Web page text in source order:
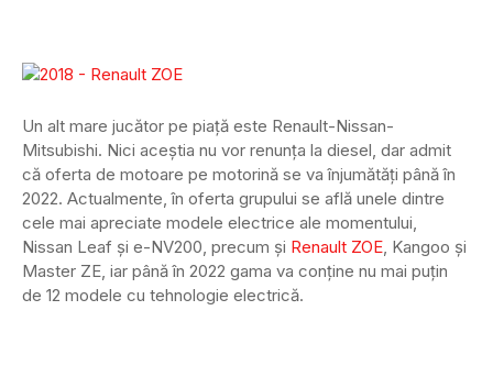
Un alt mare jucător pe piață este Renault-Nissan-
Mitsubishi. Nici aceștia nu vor renunța la diesel, dar admit
că oferta de motoare pe motorină se va înjumătăți până în
2022. Actualmente, în oferta grupului se află unele dintre
cele mai apreciate modele electrice ale momentului,
Nissan Leaf și e-NV200, precum și Renault ZOE, Kangoo și
Master ZE, iar până în 2022 gama va conține nu mai puțin
de 12 modele cu tehnologie electrică.